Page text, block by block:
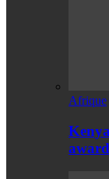
Afrique